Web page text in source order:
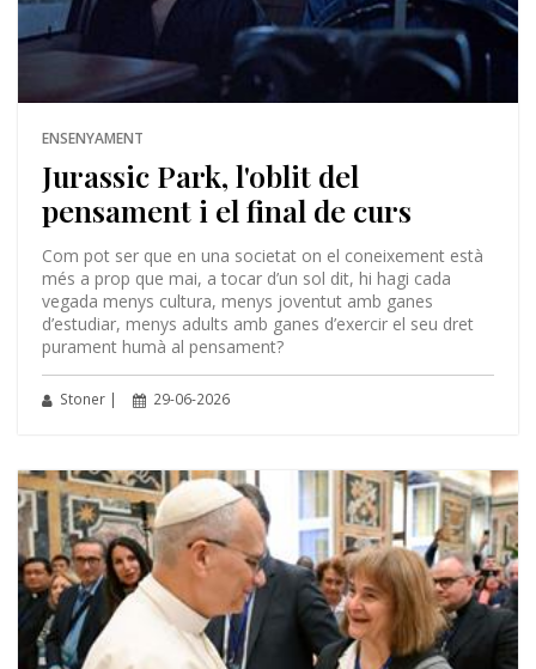
ENSENYAMENT
Jurassic Park, l'oblit del
pensament i el final de curs
Com pot ser que en una societat on el coneixement està
més a prop que mai, a tocar d’un sol dit, hi hagi cada
vegada menys cultura, menys joventut amb ganes
d’estudiar, menys adults amb ganes d’exercir el seu dret
purament humà al pensament?
Stoner | 29-06-2026